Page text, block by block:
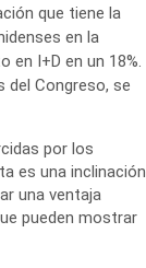
que tiene la
en la
I+D en un 18%.
del Congreso, se
por los
es una inclinación
una ventaja
pueden mostrar